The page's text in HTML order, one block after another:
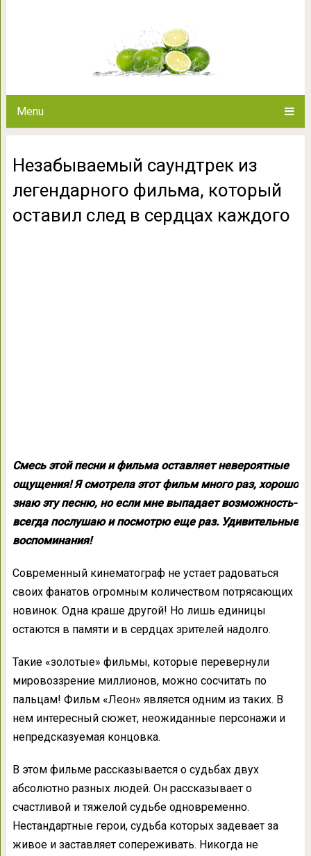
Menu
оставил след в
Незабываемый саундтрек из
легендарного фильма, который
оставил след в сердцах каждого
Смесь этой песни и фильма оставляет невероятные
ощущения! Я смотрела этот фильм много раз, хорошо
знаю эту песню, но если мне выпадает возможность-
всегда послушаю и посмотрю еще раз. Удивительные
воспоминания!
Современный кинематограф не устает радоваться
своих фанатов огромным количеством потрясающих
новинок. Одна краше другой! Но лишь единицы
остаются в памяти и в сердцах зрителей надолго.
Такие «золотые» фильмы, которые перевернули
мировоззрение миллионов, можно сосчитать по
пальцам! Фильм «Леон» является одним из таких. В
нем интересный сюжет, неожиданные персонажи и
непредсказуемая концовка.
В этом фильме рассказывается о судьбах двух
абсолютно разных людей. Он рассказывает о
счастливой и тяжелой судьбе одновременно.
Нестандартные герои, судьба которых задевает за
живое и заставляет сопереживать. Никогда не